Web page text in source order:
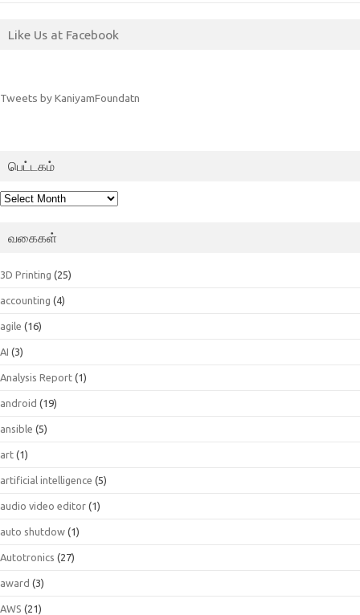
Like Us at Facebook
Tweets by KaniyamFoundatn
பெட்டகம்
பெட்டகம்
வகைகள்
3D Printing (25)
accounting (4)
agile (16)
AI (3)
Analysis Report (1)
android (19)
ansible (5)
art (1)
artificial intelligence (5)
audio video editor (1)
auto shutdow (1)
Autotronics (27)
award (3)
AWS (21)